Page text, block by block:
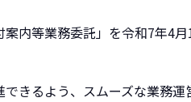
内等業務委託」を令和7年4
きるよう、スムーズな業務運